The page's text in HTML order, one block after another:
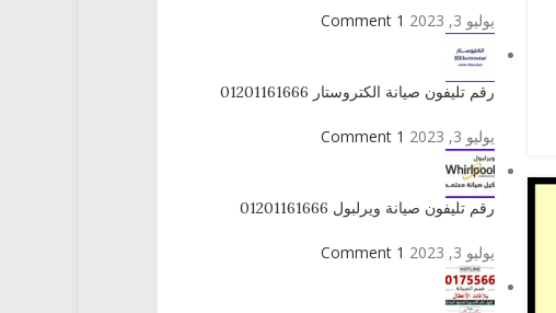
يوليو 3, 2023 1 Comment
رقم تليفون صيانة الكتروستار 01201161666
يوليو 3, 2023 1 Comment
رقم تليفون صيانة ويرلبول 01201161666
يوليو 3, 2023 1 Comment